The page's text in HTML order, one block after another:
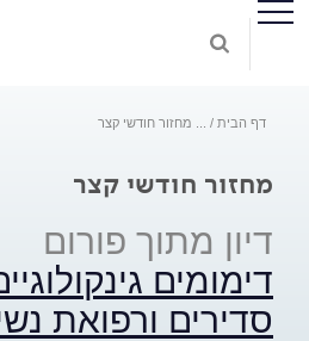
דף הבית מחזור חודשי קצר
מחזור חודשי קצר
דיון מתוך פורום
דימומים
סדירים ורפואת